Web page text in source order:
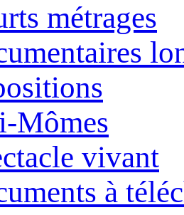
métrages
Mômes
vivant
à